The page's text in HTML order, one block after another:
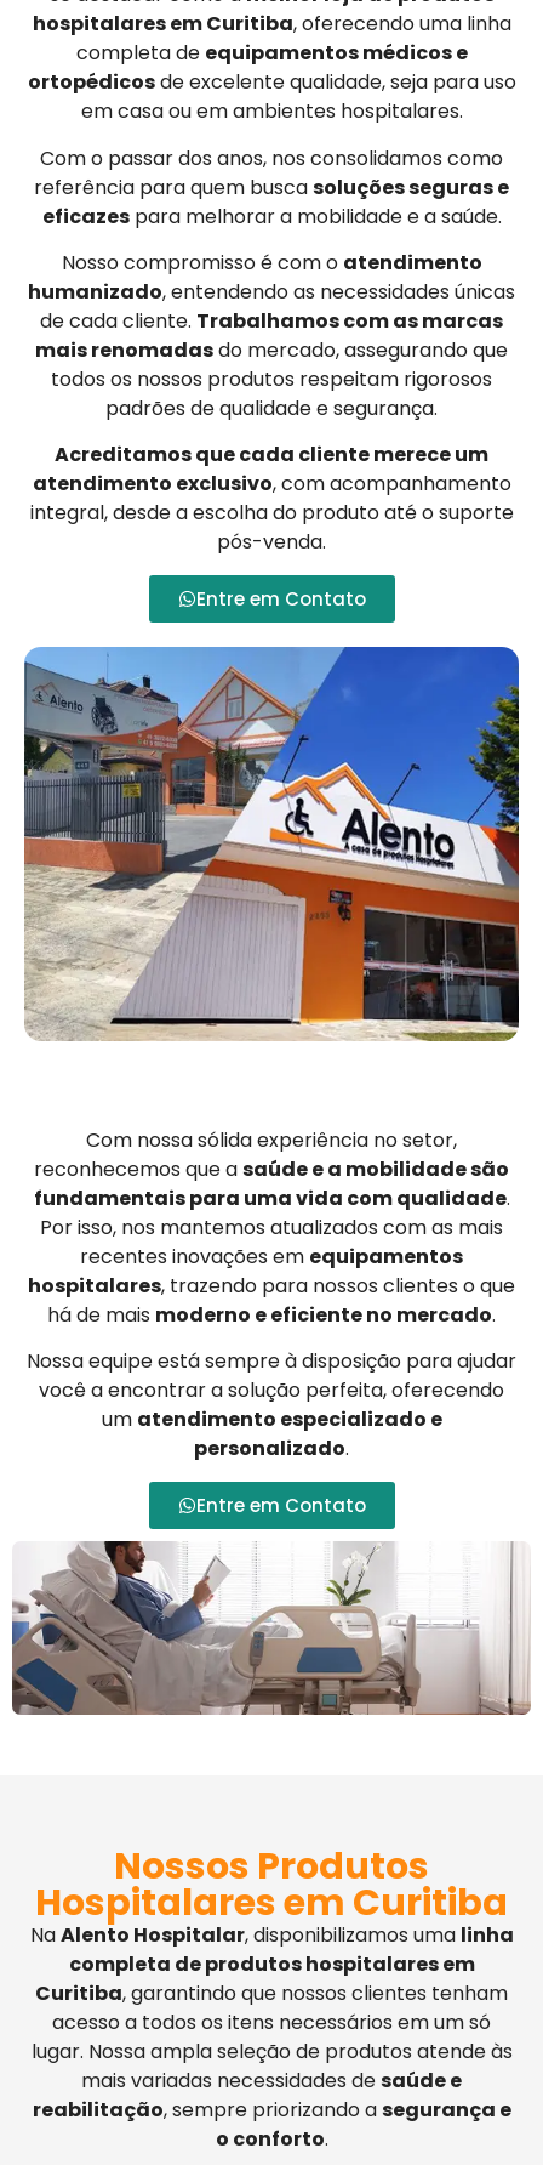
hospitalares em Curitiba, oferecendo uma linha
completa de equipamentos médicos e
ortopédicosde excelente qualidade, seja para uso
em casa ou em ambientes hospitalares.
Com o passar dos anos, nos consolidamos como
referência para quem buscasoluções seguras e
eficazespara melhorar a mobilidade e a saúde.
Nosso compromisso é com o atendimento
humanizado, entendendo as necessidades únicas
de cada cliente. Trabalhamos com as marcas
mais renomadasdo mercado, assegurando que
todos os nossos produtos respeitam rigorosos
padrões de qualidade e segurança.
Acreditamos que cada cliente merece um
atendimento exclusivo, com acompanhamento
integral, desde a escolha do produto até o suporte
pós-venda.
Entre em Contato
Com nossa sólida experiência no setor,
reconhecemos que asaúde e a mobilidade são
fundamentais para uma vida com qualidade.
Por isso, nos mantemos atualizados com as mais
recentes inovações em equipamentos
hospitalares, trazendo para nossos clientes o que
há de mais moderno e eficiente no mercado.
Nossa equipe está sempre à disposição para ajudar
você a encontrar a solução perfeita, oferecendo
um atendimento especializado e
personalizado.
Entre em Contato
Nossos Produtos
Hospitalares em Curitiba
NaAlento Hospitalar, disponibilizamos uma linha
completa de produtos hospitalares em
Curitiba, garantindo que nossos clientes tenham
acesso a todos os itens necessários em um só
lugar. Nossa ampla seleção de produtos atende às
mais variadas necessidades desaúde e
reabilitação, sempre priorizando asegurança e
o conforto.